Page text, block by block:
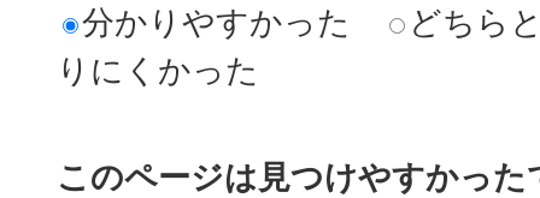
分かりやすかった
どちら
りにくかった
このページは見つけやすかった